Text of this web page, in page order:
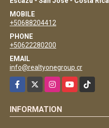
MOBILE
+50688204412
PHONE
+50622280200
EMAIL
info@realtyonegroup.cr
Facebook
InstagramYouTubeTikTok
INFORMATION